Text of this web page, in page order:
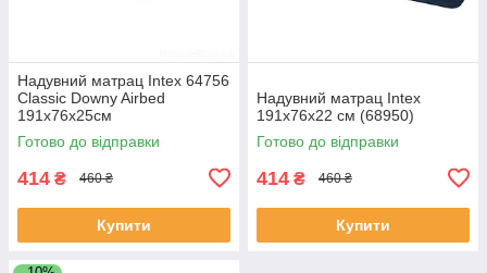
Надувний матрац Intex 64756
Classic Downy Airbed
191х76х25см
Готово до відправки
414 ₴ 460 ₴
Купити
Надувний матрац Intex
191х76х22 см (68950)
Готово до відправки
414 ₴ 460 ₴
Купити